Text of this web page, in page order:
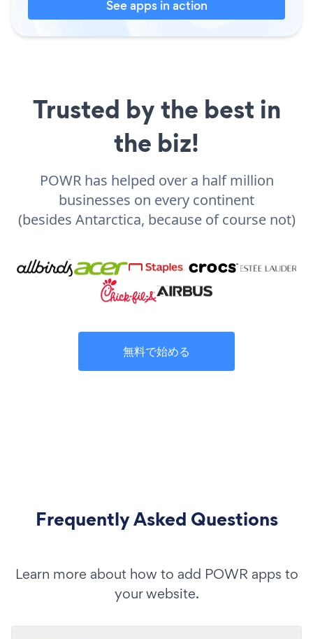
See apps in action
Trusted by the best in
the biz!
POWR has helped over a half million
businesses on every continent
(besides Antarctica, because of course not)
無料で始める
Frequently Asked Questions
Learn more about how to add POWR apps to
your website.